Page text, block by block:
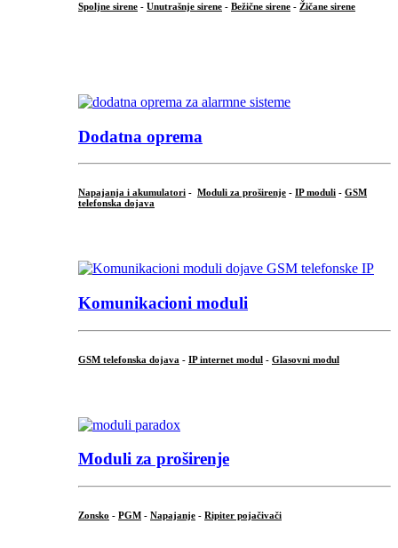
Spoljne sirene - Unutrašnje sirene - Bežične sirene - Žičane sirene
Dodatna oprema
Napajanja i akumulatori - Moduli za proširenje - IP moduli - GSM
telefonska dojava
Komunikacioni moduli
GSM telefonska dojava - IP internet modul - Glasovni modul
Moduli za proširenje
Zonsko - PGM - Napajanje - Ripiter pojačivači